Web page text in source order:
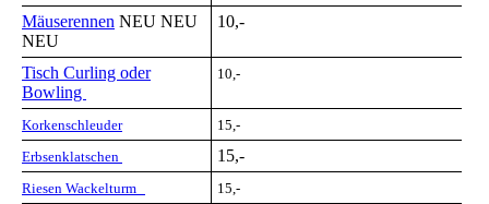
Mäuserennen NEU NEU
NEU
10,-
Tisch Curling oder
Bowling
10,-
Korkenschleuder
15,-
Erbsenklatschen
15,-
Riesen Wackelturm
15,-